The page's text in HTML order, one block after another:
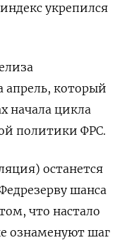
укрепился
апрель, который
начала цикла
политики ФРС.
останется
шанса
что настало
ознаменуют шаг